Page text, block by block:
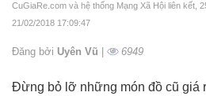
CuGiaRe.com và hệ thống Mạng Xã Hội liên kết,
21/02/2018 17:09:47
Đăng bởi Uyên Vũ | 6949
Đừng bỏ lỡ những món đồ cũ giá